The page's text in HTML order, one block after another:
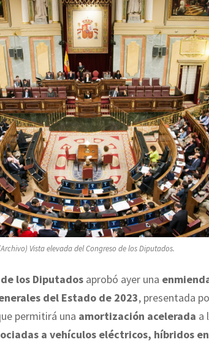
Vista elevada del Congreso de los Diputados.
los Diputados aprobó ayer una
del Estado de 2023, presentada
permitirá una amortización acelerada a
a vehículos eléctricos, híbridos